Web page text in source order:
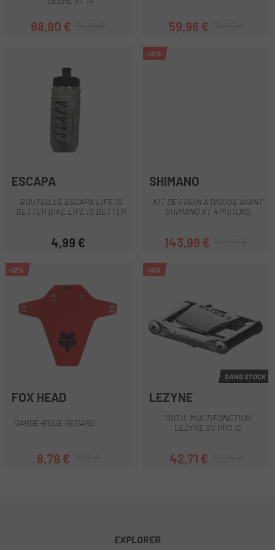
Prix
88,90 €Prix habituel Prix
59,96 €Prix habituel
ESCAPA
BOUTEILLE ESCAPA LIFE IS
BETTER BIKE LIFE IS BETTER
Prix
4,99 €
-10%
SHIMANO
KIT DE FREIN À DISQUE AVANT
SHIMANO XT 4 PISTONS
Prix
143,99 €Prix habituel
-12%
FOX HEAD
GARDE-BOUE RENARD
Prix
8,79 €Prix habituel
-15%
SANS STOCK
LEZYNE
OUTIL MULTIFONCTION
LEZYNE SV PRO 10
Prix
42,71 €Prix habituel
EXPLORER